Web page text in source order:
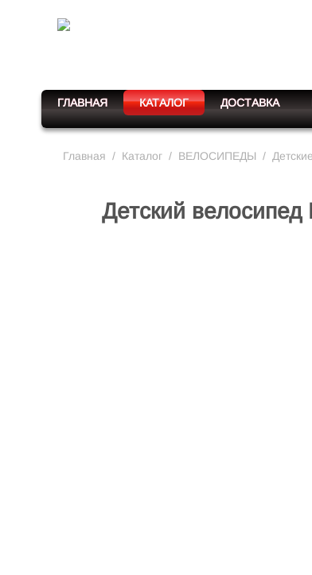
ГЛАВНАЯ КАТАЛОГ ДОСТАВКА
Главная / Каталог / ВЕЛОСИПЕДЫ /
Детский